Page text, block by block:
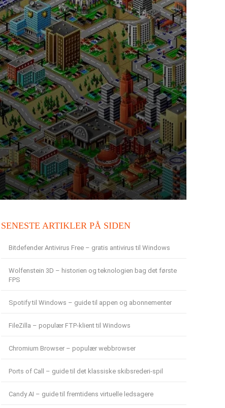
SENESTE ARTIKLER PÅ SIDEN
Bitdefender Antivirus Free – gratis antivirus til Windows
Wolfenstein 3D – historien og teknologien bag det første
FPS
Spotify til Windows – guide til appen og abonnementer
FileZilla – populær FTP-klient til Windows
Chromium Browser – populær webbrowser
Ports of Call – guide til det klassiske skibsrederi-spil
Candy AI – guide til fremtidens virtuelle ledsagere